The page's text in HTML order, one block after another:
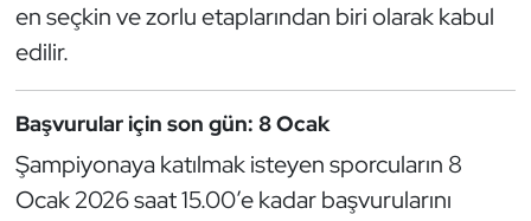
en seçkin ve zorlu etaplarından biri olarak kabul
edilir.
Başvurular için son gün: 8 Ocak
Şampiyonaya katılmak isteyen sporcuların 8
Ocak 2026 saat 15.00’e kadar başvurularını
Su Topu
Sualtı Sporları
Tenis